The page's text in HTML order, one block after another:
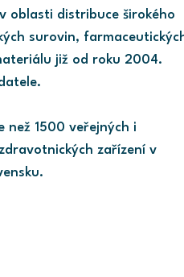
oblasti distribuce širokého
surovin,
již od roku 2004.
než 1500 veřejných i
zařízení v